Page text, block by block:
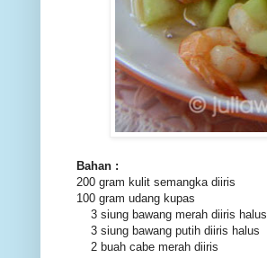
Bahan :
200 gram kulit semangka diiris
100 gram udang kupas
3 siung bawang merah diiris halus
3 siung bawang putih diiris halus
2 buah cabe merah diiris